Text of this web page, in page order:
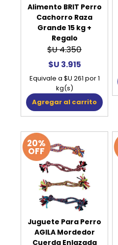
Alimento BRIT Perro
Cachorro Raza
Grande 15 kg +
Regalo
$U 4.350
$U 3.915
Equivale a $U 261 por 1
kg(s)
Agregar al carrito
20%
OFF
Juguete Para Perro
AGILA Mordedor
Cuerda Enlazada